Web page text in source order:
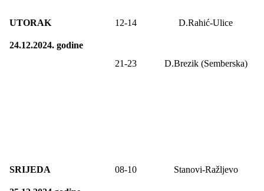
UTORAK
24.12.2024. godine
12-14 D.Rahić-Ulice
21-23 D.Brezik (Semberska)
SRIJEDA 08-10 Stanovi-Ražljevo